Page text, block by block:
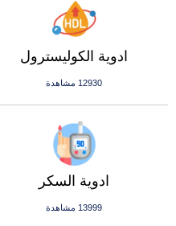
ادوية الكوليسترول
12930 مشاهدة
ادوية السكر
13999 مشاهدة